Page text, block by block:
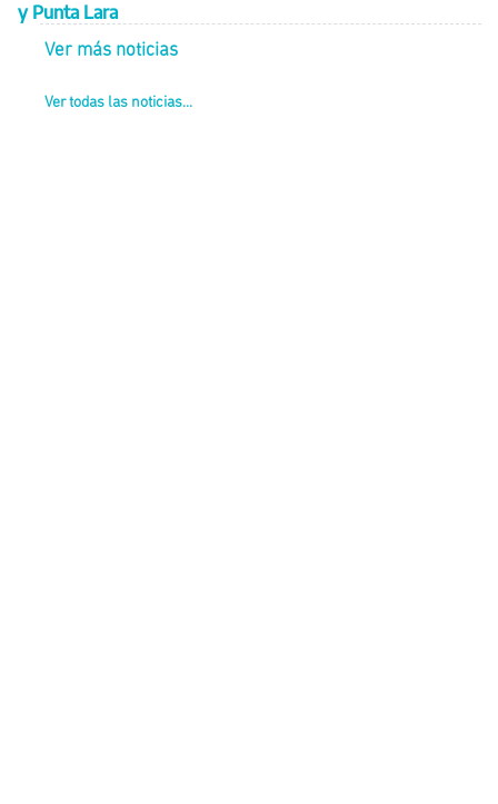
y Punta Lara
Ver más noticias
Ver todas las noticias...